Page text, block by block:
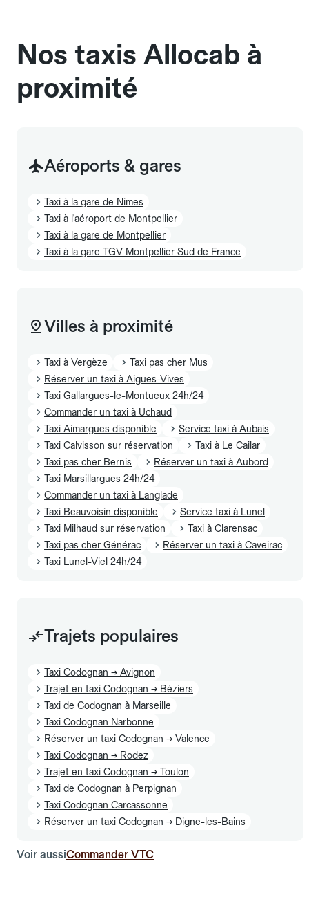
Nos taxis Allocab à
proximité
Aéroports & gares
Taxi à la gare de Nimes
Taxi à l'aéroport de Montpellier
Taxi à la gare de Montpellier
Taxi à la gare TGV Montpellier Sud de France
Villes à proximité
Taxi à Vergèze
Taxi pas cher Mus
Réserver un taxi à Aigues-Vives
Taxi Gallargues-le-Montueux 24h/24
Commander un taxi à Uchaud
Taxi Aimargues disponible
Service taxi à Aubais
Taxi Calvisson sur réservation
Taxi à Le Cailar
Taxi pas cher Bernis
Réserver un taxi à Aubord
Taxi Marsillargues 24h/24
Commander un taxi à Langlade
Taxi Beauvoisin disponible
Service taxi à Lunel
Taxi Milhaud sur réservation
Taxi à Clarensac
Taxi pas cher Générac
Réserver un taxi à Caveirac
Taxi Lunel-Viel 24h/24
Trajets populaires
Taxi Codognan → Avignon
Trajet en taxi Codognan → Béziers
Taxi de Codognan à Marseille
Taxi Codognan Narbonne
Réserver un taxi Codognan → Valence
Taxi Codognan → Rodez
Trajet en taxi Codognan → Toulon
Taxi de Codognan à Perpignan
Taxi Codognan Carcassonne
Réserver un taxi Codognan → Digne-les-Bains
Voir aussiCommander VTC